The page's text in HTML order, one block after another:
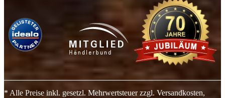
* Alle Preise inkl. gesetzl. Mehrwertsteuer zzgl. Versandkosten,